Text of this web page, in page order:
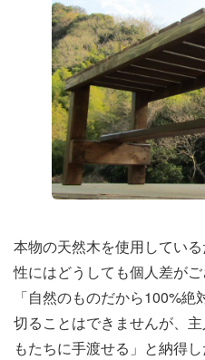
本物の天然木を使用してい
性にはどうしても個人差がご
「自然のものだから100%
切ることはできませんが、
もたちに手渡せる」と納得